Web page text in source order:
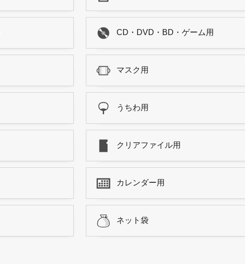
CD・DVD・BD・ゲーム用
マスク用
うちわ用
クリアファイル用
カレンダー用
ネット袋